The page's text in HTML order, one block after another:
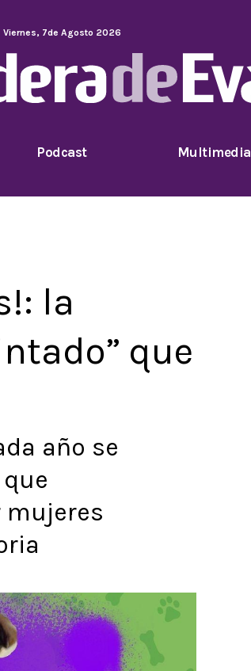
Viernes, 7de Agosto 2026
Podcast Multimedia
la
que
año se